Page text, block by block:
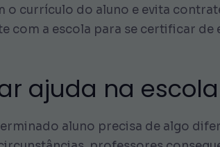
o currículo do aluno e evita
com a escola para se certificar de
ajuda na escola
aluno precisa de algo